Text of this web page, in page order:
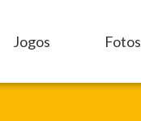
Jogos Fotos